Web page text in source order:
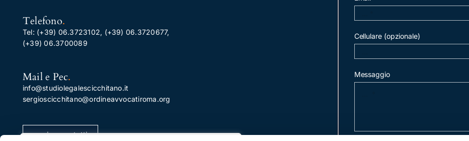
Telefono.
Tel: (+39) 06.3723102, (+39) 06.3720677,
(+39) 06.3700089
Mail e Pec.
info@studiolegalescicchitano.it
sergioscicchitano@ordineavvocatiroma.org
pagina contatti
Cellulare (opzionale)
Messaggio